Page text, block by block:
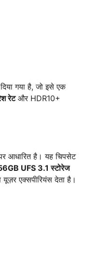
गया है, जो इसे एक
रेटऔर HDR10+
आधारित है। यह चिपसेट
UFS 3.1 स्टोरेज
एक्सपीरियंस देता है।